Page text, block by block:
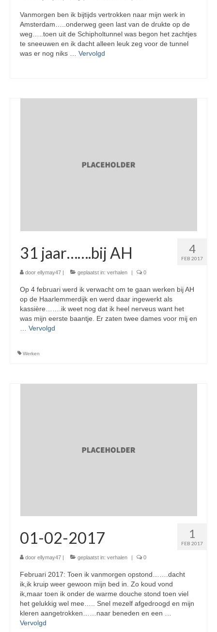
Vanmorgen ben ik bijtijds vertrokken naar mijn werk in
Amsterdam…..onderweg geen last van de drukte op de
weg…..toen uit de Schipholtunnel was begon het zachtjes
te sneeuwen en ik dacht alleen leuk zeg voor de tunnel
was er nog niks … Vervolgd
4
FEB 2017
31 jaar…….bij AH
door ellymay47 | geplaatst in: verhalen | 0
Op 4 februari werd ik verwacht om te gaan werken bij AH
op de Haarlemmerdijk en werd daar ingewerkt als
kassière…….ik weet nog dat ik heel nerveus want het
was mijn eerste baantje. Er zaten twee dames voor mij en
Vervolgd
Werken
1
FEB 2017
01-02-2017
door ellymay47 geplaatst in: verhalen 0
Februari 2017: Toen ik vanmorgen opstond…….dacht
ik,ik kruip weer gewoon mijn bed in. Zo koud vond
ik,maar toen ik onder de warme douche stond toen viel
het gelukkig wel mee….. Snel mezelf afgedroogd en mijn
kleren aangetrokken……naar beneden en een …
Vervolgd